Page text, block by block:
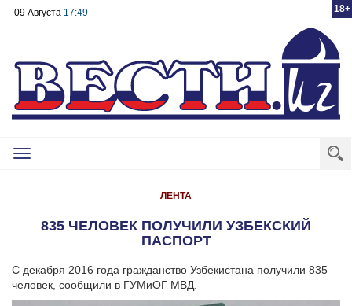
18+
09 Августа 17:49
Toggle
ЛЕНТА
835 ЧЕЛОВЕК ПОЛУЧИЛИ УЗБЕКСКИЙ
ПАСПОРТ
С декабря 2016 года гражданство Узбекистана получили 835
человек, сообщили в ГУМиОГ МВД.